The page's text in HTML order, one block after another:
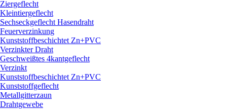
Ziergeflecht
Kleintiergeflecht
Sechseckgeflecht Hasendraht
Feuerverzinkung
Kunststoffbeschichtet Zn+PVC
Verzinkter Draht
Geschweißtes 4kantgeflecht
Verzinkt
Kunststoffbeschichtet Zn+PVC
Kunststoffgeflecht
Metallgitterzaun
Drahtgewebe